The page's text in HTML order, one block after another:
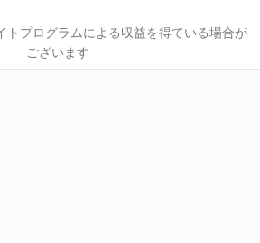
トプログラムによる収益を得ている場合が
ございます